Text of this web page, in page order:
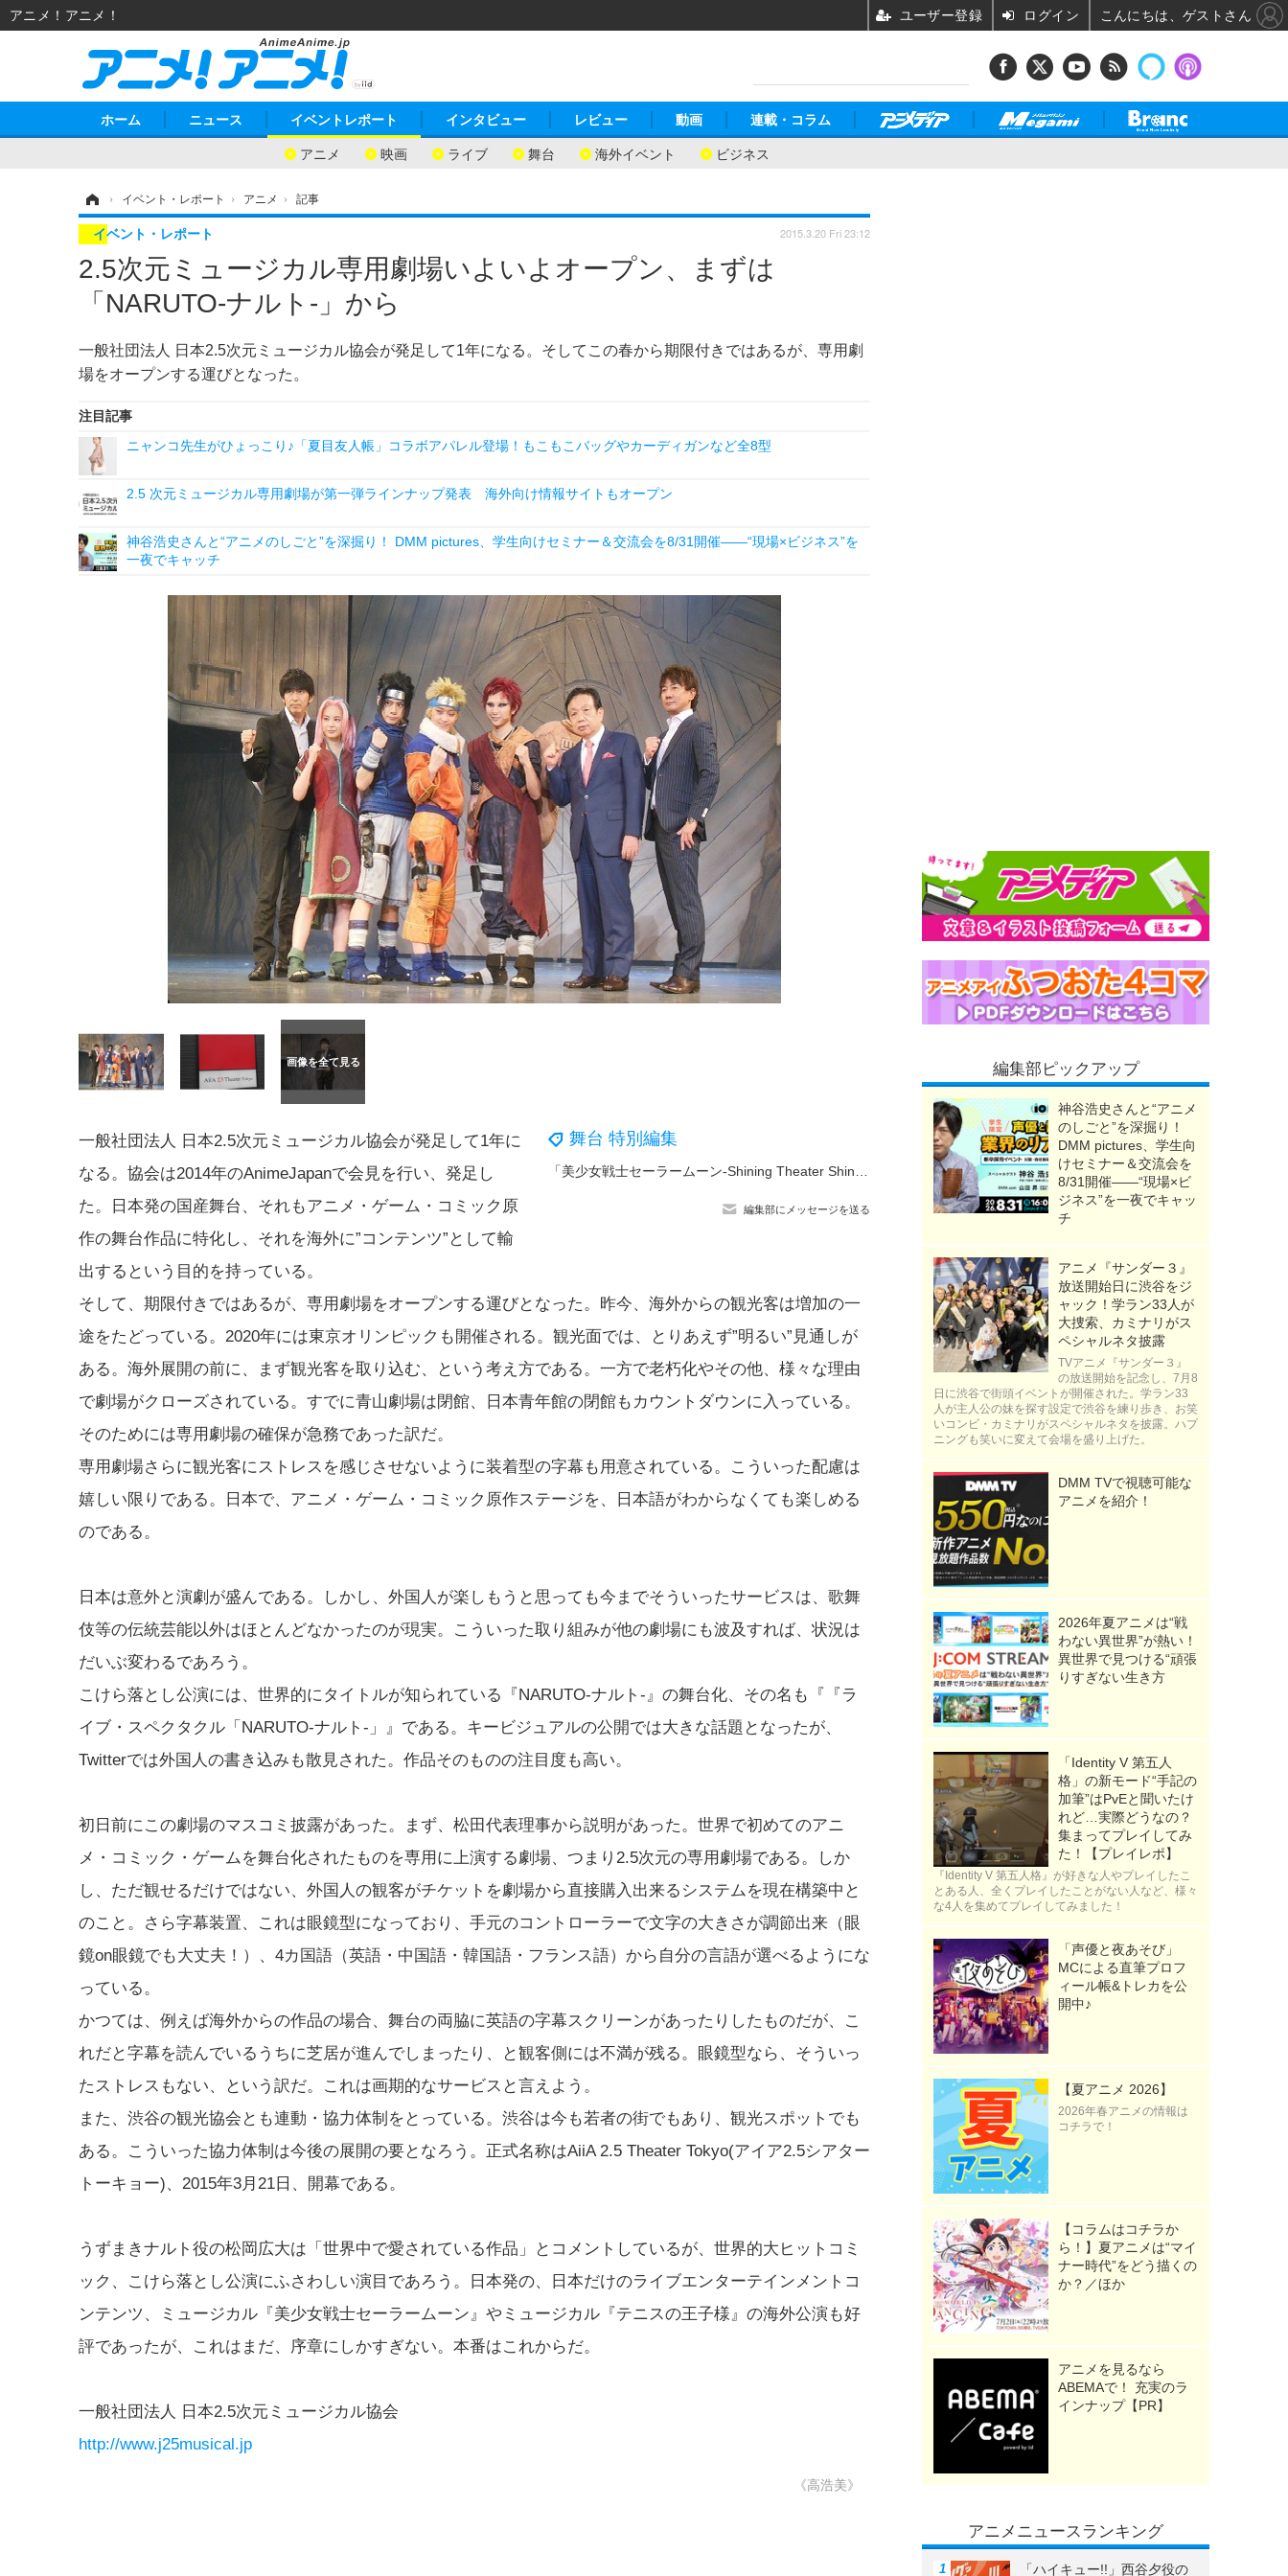
ホーム ニュース イベントレポート
アニメ 映画 ライブ 舞台 海外イベント ビジネス
インタビュー レビュー 動画 連載・コラム
› イベント・レポート › アニメ › 記事
2.5次元ミュージカル専用劇場いよいよオープン、まずは
「NARUTO-ナルト-」から
一般社団法人 日本2.5次元ミュージカル協会が発足して1年になる。そしてこの春から期限付きではあるが、専用劇
場をオープンする運びとなった。
イベント・レポート 2015.3.20 Fri 23:12
注目記事
ニャンコ先生がひょっこり♪「夏目友人帳」コラボアパレル登場！もこもこバッグやカーディガンなど全8型
2.5 次元ミュージカル専用劇場が第一弾ラインナップ発表 海外向け情報サイトもオープン
神谷浩史さんと“アニメのしごと”を深掘り！ DMM pictures、学生向けセミナー＆交流会を8/31開催――“現場×ビジネス”を
一夜でキャッチ
舞台 特別編集
編集部にメッセージを送る
一般社団法人 日本2.5次元ミュージカル協会が発足して1年に
なる。協会は2014年のAnimeJapanで会見を行い、発足し
た。日本発の国産舞台、それもアニメ・ゲーム・コミック原
作の舞台作品に特化し、それを海外に”コンテンツ”として輸
出するという目的を持っている。
そして、期限付きではあるが、専用劇場をオープンする運びとなった。昨今、海外からの観光客は増加の一
途をたどっている。2020年には東京オリンピックも開催される。観光面では、とりあえず”明るい”見通しが
ある。海外展開の前に、まず観光客を取り込む、という考え方である。一方で老朽化やその他、様々な理由
で劇場がクローズされている。すでに青山劇場は閉館、日本青年館の閉館もカウントダウンに入っている。
そのためには専用劇場の確保が急務であった訳だ。
専用劇場さらに観光客にストレスを感じさせないように装着型の字幕も用意されている。こういった配慮は
嬉しい限りである。日本で、アニメ・ゲーム・コミック原作ステージを、日本語がわからなくても楽しめる
のである。
日本は意外と演劇が盛んである。しかし、外国人が楽しもうと思っても今までそういったサービスは、歌舞
伎等の伝統芸能以外はほとんどなかったのが現実。こういった取り組みが他の劇場にも波及すれば、状況は
だいぶ変わるであろう。
こけら落とし公演には、世界的にタイトルが知られている『NARUTO-ナルト-』の舞台化、その名も『『ラ
イブ・スペクタクル「NARUTO-ナルト-」』である。キービジュアルの公開では大きな話題となったが、
Twitterでは外国人の書き込みも散見された。作品そのものの注目度も高い。
初日前にこの劇場のマスコミ披露があった。まず、松田代表理事から説明があった。世界で初めてのアニ
メ・コミック・ゲームを舞台化されたものを専用に上演する劇場、つまり2.5次元の専用劇場である。しか
し、ただ観せるだけではない、外国人の観客がチケットを劇場から直接購入出来るシステムを現在構築中と
のこと。さら字幕装置、これは眼鏡型になっており、手元のコントローラーで文字の大きさが調節出来（眼
鏡on眼鏡でも大丈夫！）、4カ国語（英語・中国語・韓国語・フランス語）から自分の言語が選べるようにな
っている。
かつては、例えば海外からの作品の場合、舞台の両脇に英語の字幕スクリーンがあったりしたものだが、こ
れだと字幕を読んでいるうちに芝居が進んでしまったり、と観客側には不満が残る。眼鏡型なら、そういっ
たストレスもない、という訳だ。これは画期的なサービスと言えよう。
また、渋谷の観光協会とも連動・協力体制をとっている。渋谷は今も若者の街でもあり、観光スポットでも
ある。こういった協力体制は今後の展開の要となろう。正式名称はAiiA 2.5 Theater Tokyo(アイア2.5シアター
トーキョー)、2015年3月21日、開幕である。
うずまきナルト役の松岡広大は「世界中で愛されている作品」とコメントしているが、世界的大ヒットコミ
ック、こけら落とし公演にふさわしい演目であろう。日本発の、日本だけのライブエンターテインメントコ
ンテンツ、ミュージカル『美少女戦士セーラームーン』やミュージカル『テニスの王子様』の海外公演も好
評であったが、これはまだ、序章にしかすぎない。本番はこれからだ。
一般社団法人 日本2.5次元ミュージカル協会
http://www.j25musical.jp
《高浩美》
編集部ピックアップ
神谷浩史さんと“アニメ
のしごと”を深掘り！
DMM pictures、学生向
けセミナー＆交流会を
8/31開催――“現場×ビ
ジネス”を一夜でキャッ
チ
アニメ『サンダー３』
放送開始日に渋谷をジ
ャック！学ラン33人が
大捜索、カミナリがス
ペシャルネタ披露
TVアニメ『サンダー３』
の放送開始を記念し、7月8
日に渋谷で街頭イベントが開催された。学ラン33
人が主人公の妹を探す設定で渋谷を練り歩き、お笑
いコンビ・カミナリがスペシャルネタを披露。ハプ
ニングも笑いに変えて会場を盛り上げた。
DMM TVで視聴可能な
アニメを紹介！
2026年夏アニメは“戦
わない異世界”が熱い！
異世界で見つける“頑張
りすぎない生き方
「Identity V 第五人
格」の新モード“手記の
加筆”はPvEと聞いたけ
れど…実際どうなの？
集まってプレイしてみ
た！【プレイレポ】
『Identity V 第五人格』が好きな人やプレイしたこ
とある人、全くプレイしたことがない人など、様々
な4人を集めてプレイしてみました！
「声優と夜あそび」
MCによる直筆プロフ
ィール帳&トレカを公
開中♪
【夏アニメ 2026】
2026年春アニメの情報は
コチラで！
【コラムはコチラか
ら！】夏アニメは“マイ
ナー時代”をどう描くの
か？／ほか
アニメを見るなら
ABEMAで！ 充実のラ
インナップ【PR】
アニメニュースランキング
「ハイキュー!!」西谷夕役の
アニメ！アニメ！ ユーザー登録 ログイン こんにちは、ゲストさん